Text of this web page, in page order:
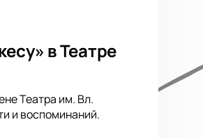
в Театре
Театра им. Вл.
и воспоминаний.